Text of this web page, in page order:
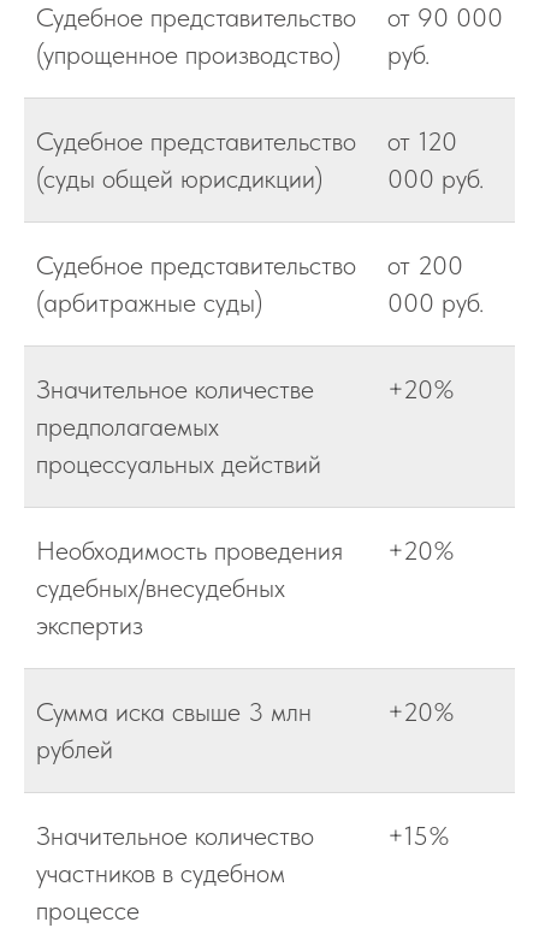
Судебное представительство
(упрощенное производство)
от 90 000
руб.
Судебное представительство
(суды общей юрисдикции)
от 120
000 руб.
Судебное представительство
(арбитражные суды)
от 200
000 руб.
Значительное количестве
предполагаемых
процессуальных действий
+20%
Необходимость проведения
судебных/внесудебных
экспертиз
+20%
Сумма иска свыше 3 млн
рублей
+20%
Значительное количество
участников в судебном
процессе
+15%